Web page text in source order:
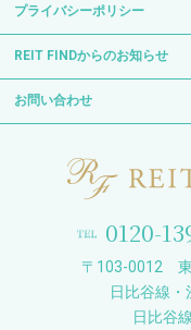
プライバシーポリシー
REIT FINDからのお知らせ
お問い合わせ
0120-
〒103-0012 東
日比谷線
日比谷